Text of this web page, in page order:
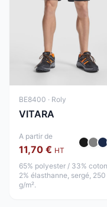
BE8400 · Roly
VITARA
A partir de
11,70 € HT
65% polyester / 33%
2% élasthanne, sergé, 250
g/m².